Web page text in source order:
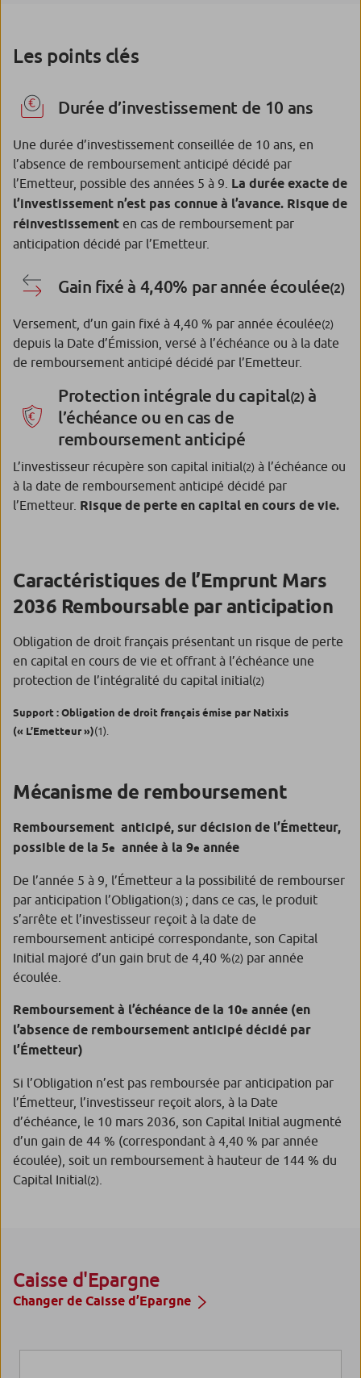
Les points clés
Durée d’investissement de 10 ans
Une durée d’investissement conseillée de 10 ans, en
l’absence de remboursement anticipé décidé par
l’Emetteur, possible des années 5 à 9. La durée exacte de
l’investissement n’est pas connue à l’avance. Risque de
réinvestissement en cas de remboursement par
anticipation décidé par l’Emetteur.
Gain fixé à 4,40% par année écoulée(2)
Versement, d’un gain fixé à 4,40 % par année écoulée(2)
depuis la Date d’Émission, versé à l’échéance ou à la date
de remboursement anticipé décidé par l’Emetteur.
Protection intégrale du capital(2)à
l’échéance ou en cas de
remboursement anticipé
L’investisseur récupère son capital initial(2) à l’échéance ou
à la date de remboursement anticipé décidé par
l’Emetteur. Risque de perte en capital en cours de vie.
Caractéristiques de l’Emprunt Mars
2036 Remboursable par anticipation
Obligation de droit français présentant un risque de perte
en capital en cours de vie et offrant à l’échéance une
protection de l’intégralité du capital initial(2)
Support : Obligation de droit français émise par Natixis
(« L’Emetteur »)(1)
Mécanisme de remboursement
Remboursement anticipé, sur décision de l’Émetteur,
possible de la 5e année à la 9e année
De l’année 5 à 9, l’Émetteur a la possibilité de rembourser
par anticipation l’Obligation(3) ; dans ce cas, le produit
s’arrête et l’investisseur reçoit à la date de
remboursement anticipé correspondante, son Capital
Initial majoré d’un gain brut de 4,40 %(2) par année
écoulée.
Remboursement à l’échéance de la 10e année (en
l’absence de remboursement anticipé décidé par
l’Émetteur)
Si l’Obligation n’est pas remboursée par anticipation par
l’Émetteur, l’investisseur reçoit alors, à la Date
d’échéance, le 10 mars 2036, son Capital Initial augmenté
d’un gain de 44 % (correspondant à 4,40 % par année
écoulée), soit un remboursement à hauteur de 144 % du
Capital Initial(2)
Caisse d'Epargne
Changer de Caisse d’Epargne